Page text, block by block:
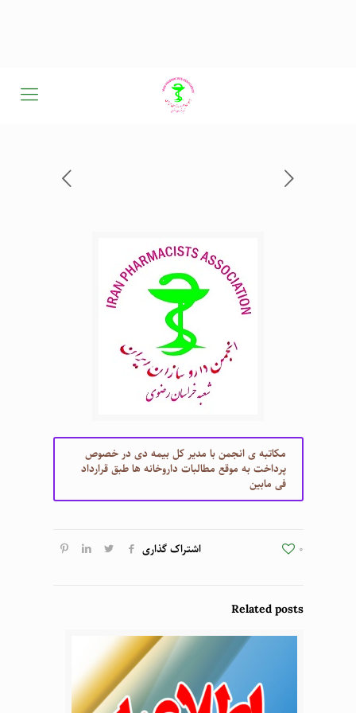
مکاتبه ی انجمن با مدیر کل بیمه دی در خصوص
پرداخت به موقع مطالبات داروخانه ها طبق قرارداد
فی مابین
اشتراک گذاری 0
Related posts